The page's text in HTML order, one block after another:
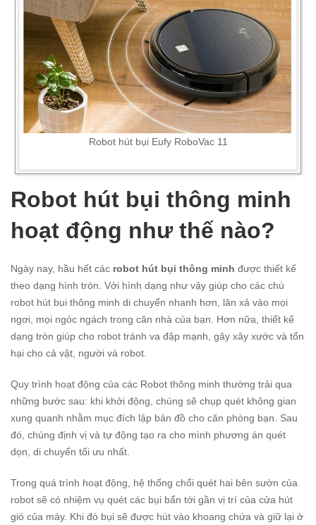
Robot hút bụi Eufy RoboVac 11
Robot hút bụi thông minh
hoạt động như thế nào?
Ngày nay, hầu hết các robot hút bụi thông minh được thiết kế
theo dạng hình tròn. Với hình dạng như vậy giúp cho các chú
robot hút bụi thông minh di chuyển nhanh hơn, lăn xả vào mọi
ngơi, mọi ngóc ngách trong căn nhà của bạn. Hơn nữa, thiết kế
dạng tròn giúp cho robot tránh va đập mạnh, gây xây xước và tổn
hại cho cả vật, người và robot.
Quy trình hoạt động của các Robot thông minh thường trải qua
những bước sau: khi khởi động, chúng sẽ chụp quét không gian
xung quanh nhằm mục đích lập bản đồ cho căn phòng bạn. Sau
đó, chúng định vị và tự động tạo ra cho mình phương án quét
dọn, di chuyển tối ưu nhất.
Trong quá trình hoạt động, hệ thống chổi quét hai bên sườn của
robot sẽ có nhiệm vụ quét các bụi bẩn tới gần vị trí của cửa hút
gió của máy. Khi đó bụi sẽ được hút vào khoang chứa và giữ lại ở